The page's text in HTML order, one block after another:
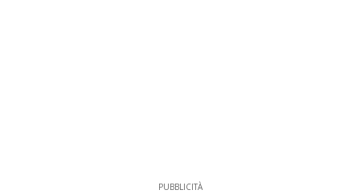
PUBBLICITÀ